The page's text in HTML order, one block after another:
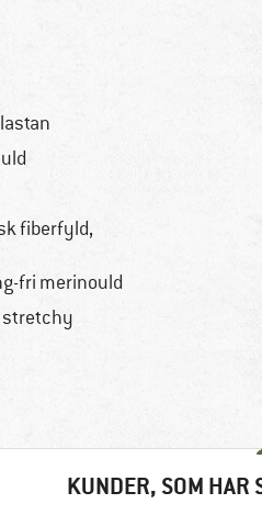
fiberfyld,
fri merinould
stretchy
KUNDER, SOM HAR